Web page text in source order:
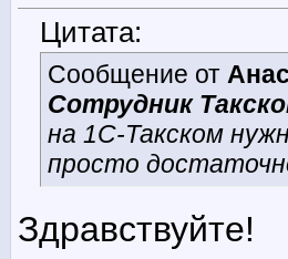
Цитата:
Сообщение от
Сотрудник
на 1С-Такском
просто
Здравствуйте!